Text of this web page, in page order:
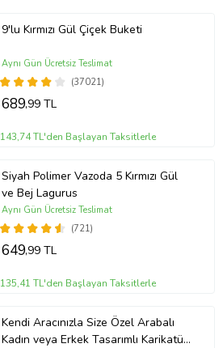
9'lu Kırmızı Gül Çiçek Buketi
(37021)
Aynı Gün Ücretsiz Teslimat
689,99 TL
143,74 TL'den Başlayan Taksitlerle
Siyah Polimer Vazoda 5 Kırmızı Gül
ve Bej Lagurus
(721)
Aynı Gün Ücretsiz Teslimat
649,99 TL
135,41 TL'den Başlayan Taksitlerle
Kendi Aracınızla Size Özel Arabalı
Kadın veya Erkek Tasarımlı Karikatür